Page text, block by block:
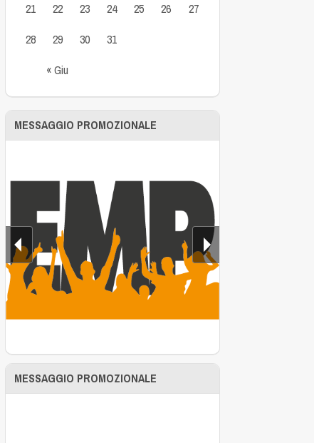
« Giu
21 22 23 24 25 26
27
28
29 30 31
MESSAGGIO PROMOZIONALE
MESSAGGIO PROMOZIONALE